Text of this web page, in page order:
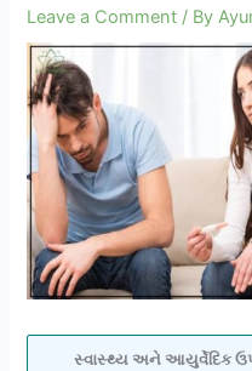
Leave a Comment / By
સ્વાસ્થ્ય અને આયુર્વેદિક